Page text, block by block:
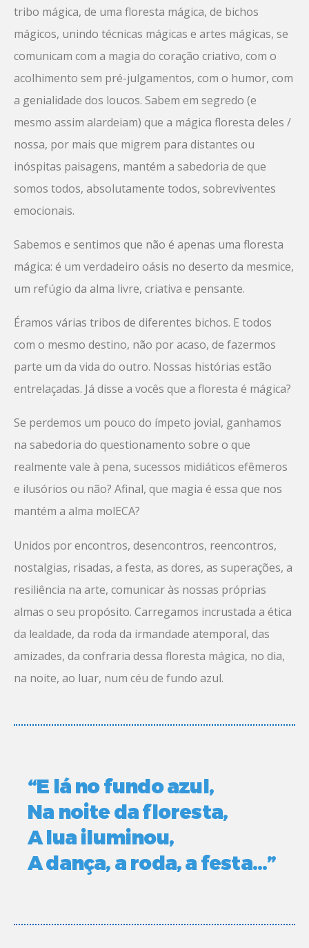
tribo mágica, de uma floresta mágica, de bichos
mágicos, unindo técnicas mágicas e artes mágicas, se
comunicam com a magia do coração criativo, com o
acolhimento sem pré-julgamentos, com o humor, com
a genialidade dos loucos. Sabem em segredo (e
mesmo assim alardeiam) que a mágica floresta deles /
nossa, por mais que migrem para distantes ou
inóspitas paisagens, mantém a sabedoria de que
somos todos, absolutamente todos, sobreviventes
emocionais.
Sabemos e sentimos que não é apenas uma floresta
mágica: é um verdadeiro oásis no deserto da mesmice,
um refúgio da alma livre, criativa e pensante.
Éramos várias tribos de diferentes bichos. E todos
com o mesmo destino, não por acaso, de fazermos
parte um da vida do outro. Nossas histórias estão
entrelaçadas. Já disse a vocês que a floresta é mágica?
Se perdemos um pouco do ímpeto jovial, ganhamos
na sabedoria do questionamento sobre o que
realmente vale à pena, sucessos midiáticos efêmeros
e ilusórios ou não? Afinal, que magia é essa que nos
mantém a alma molECA?
Unidos por encontros, desencontros, reencontros,
nostalgias, risadas, a festa, as dores, as superações, a
resiliência na arte, comunicar às nossas próprias
almas o seu propósito. Carregamos incrustada a ética
da lealdade, da roda da irmandade atemporal, das
amizades, da confraria dessa floresta mágica, no dia,
na noite, ao luar, num céu de fundo azul.
“E lá no fundo azul,
Na noite da floresta,
A lua iluminou,
A dança, a roda, a festa…”